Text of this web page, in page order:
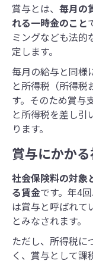
賞与とは、 毎月の
れる一時金のこと
ミングなども法的
定します。
毎月の給与と同様
と所得税（所得税
す。そのため賞与
と所得税を差し引
ります。
賞与にかか
社会保険料の対象
る賃金です。年4
は賞与と呼ばれて
とみなされます。
ただし、所得税に
く、賞与として課